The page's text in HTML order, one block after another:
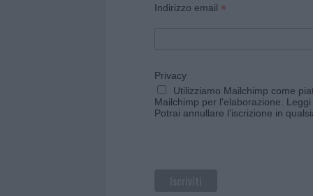
Indirizzo email *
Privacy
Utilizziamo Mailchimp come
Mailchimp per l'elaborazione.
Potrai annullare l'iscrizione in